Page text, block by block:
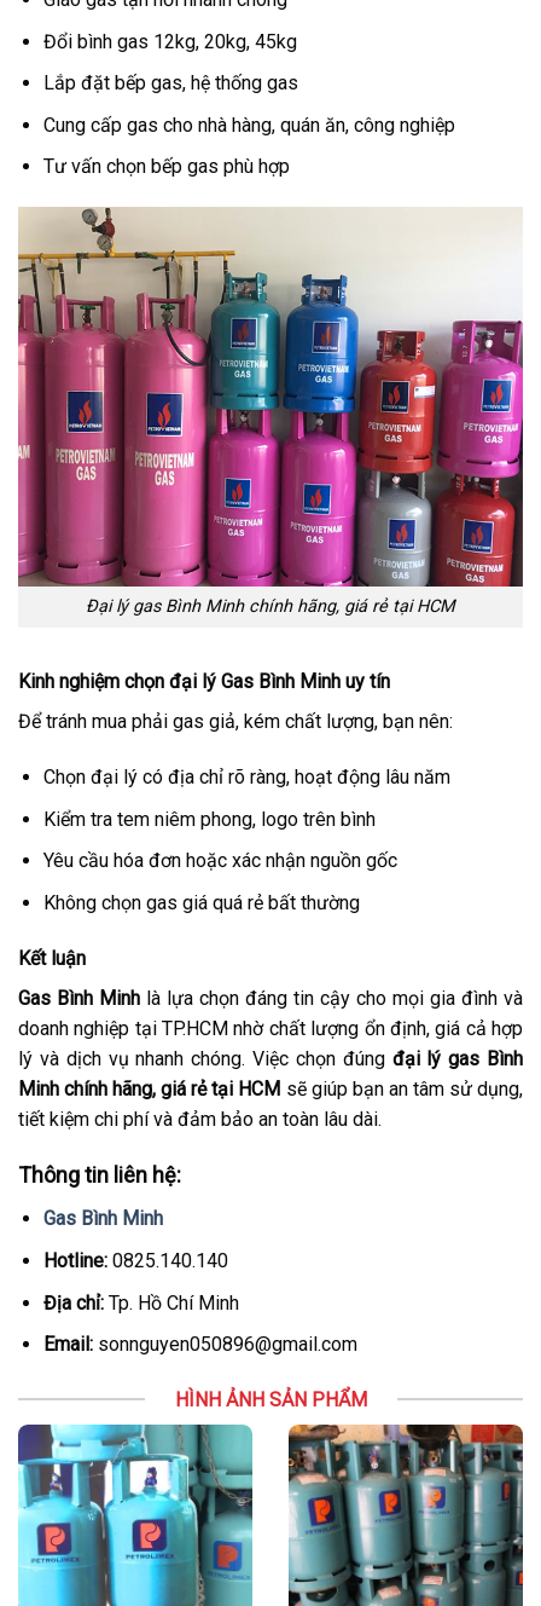
Đổi bình gas 12kg, 20kg, 45kg
Lắp đặt bếp gas, hệ thống gas
Cung cấp gas cho nhà hàng, quán ăn, công nghiệp
Tư vấn chọn bếp gas phù hợp
Đại lý gas Bình Minh chính hãng, giá rẻ tại HCM
Kinh nghiệm chọn đại lý Gas Bình Minh uy tín
Để tránh mua phải gas giả, kém chất lượng, bạn nên:
Chọn đại lý có địa chỉ rõ ràng, hoạt động lâu năm
Kiểm tra tem niêm phong, logo trên bình
Yêu cầu hóa đơn hoặc xác nhận nguồn gốc
Không chọn gas giá quá rẻ bất thường
Kết luận
Gas Bình Minh là lựa chọn đáng tin cậy cho mọi gia đình và
doanh nghiệp tại TP.HCM nhờ chất lượng ổn định, giá cả hợp
lý và dịch vụ nhanh chóng. Việc chọn đúng đại lý gas Bình
Minh chính hãng, giá rẻ tại HCM sẽ giúp bạn an tâm sử dụng,
tiết kiệm chi phí và đảm bảo an toàn lâu dài.
Thông tin liên hệ:
Gas Bình Minh
Hotline:0825.140.140
Địa chỉ:Tp. Hồ Chí Minh
Email:sonnguyen050896@gmail.com
HÌNH ẢNH SẢN PHẨM